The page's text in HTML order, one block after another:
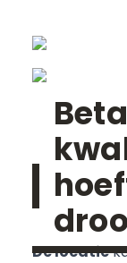
De locatie